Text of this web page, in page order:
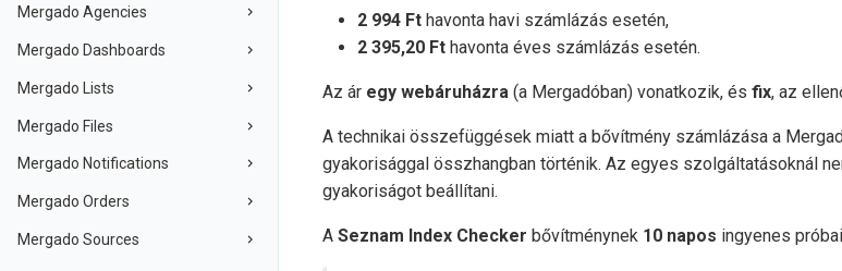
Mergado Agencies
Mergado Dashboards
Mergado Lists
Mergado Files
Mergado Notifications
Mergado Orders
Mergado Sources
2 994 Ft havonta havi számlázás esetén,
2 395,20 Ft havonta éves számlázás esetén.
Az ár egy webáruházra (a Mergadóban) vonatkozik, és fix, az
A technikai összefüggések miatt a bővítmény számlázása a
gyakorisággal összhangban történik. Az egyes szolgáltatásoknál
gyakoriságot beállítani.
A Seznam Index Checker bővítménynek 10 napos ingyenes